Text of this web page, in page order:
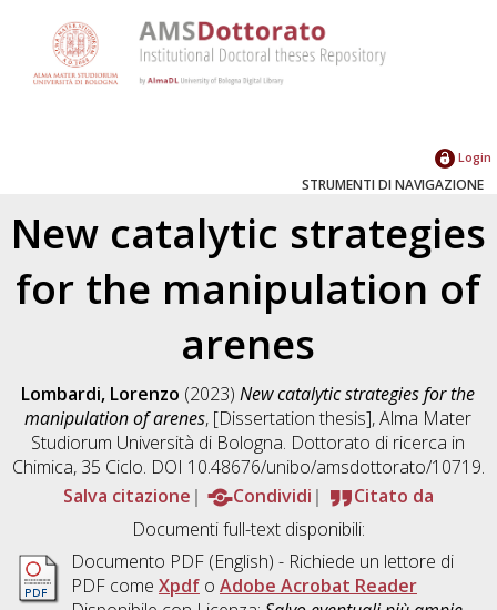
Login
STRUMENTI DI NAVIGAZIONE
New catalytic strategies
for the manipulation of
arenes
Lombardi, Lorenzo (2023)New catalytic strategies for the
manipulation of arenes, [Dissertation thesis], Alma Mater
Studiorum Università di Bologna. Dottorato di ricerca in
Chimica, 35 Ciclo. DOI 10.48676/unibo/amsdottorato/10719.
Salva citazione
Condividi
Citato da
Documenti full-text disponibili:
Documento PDF(English) - Richiede un lettore di
PDF come Xpdfo Adobe Acrobat Reader